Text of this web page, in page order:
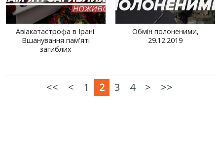
Авіакатастрофа в Ірані.
Вшанування пам'яті
загиблих
Обмін полоненими,
29.12.2019
<< < 1 2 3 4 > >>